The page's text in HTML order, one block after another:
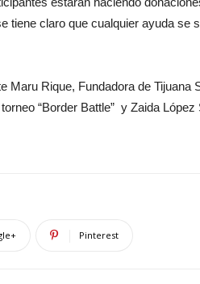
tiene claro que cualquier ayuda se
Maru Rique, Fundadora de Tijuana
“Border Battle” y Zaida López
Pinterest